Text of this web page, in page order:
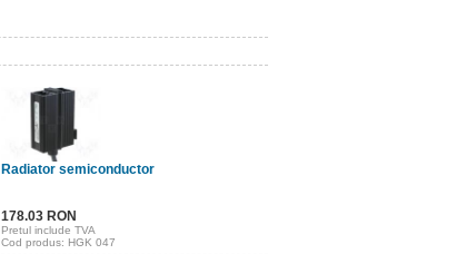
Radiator semiconductor
178.03 RON
Pretul include TVA
Cod produs: HGK 047